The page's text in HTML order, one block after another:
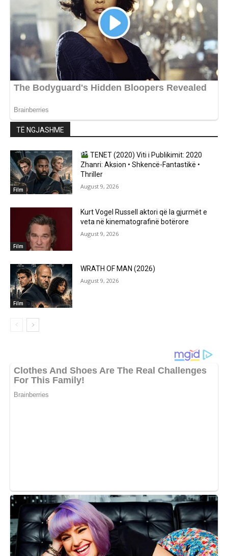
TË NGJASHME
Film
TENET (2020) Viti i Publikimit: 2020
Zhanri: Aksion • Shkencë-Fantastikë •
Thriller
August 9, 2026
Film
Kurt Vogel Russell aktori që la gjurmët e
veta në kinematografinë botërore
August 9, 2026
Film
WRATH OF MAN (2026)
August 9, 2026